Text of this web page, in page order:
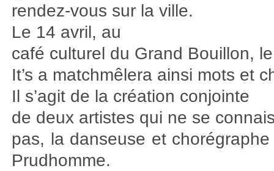
rendez-vous sur la ville.
Le 14 avril, au
café culturel du Grand Bouillon,
It’s a matchmêlera ainsi mots et
Il s’agit de la création conjointe
de deux artistes qui ne se
pas, la danseuse et
Prudhomme.